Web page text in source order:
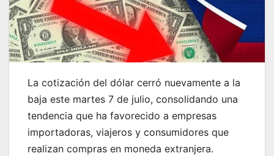
La cotización del dólar cerró nuevamente a la
baja este martes 7 de julio, consolidando una
tendencia que ha favorecido a empresas
importadoras, viajeros y consumidores que
realizan compras en moneda extranjera.